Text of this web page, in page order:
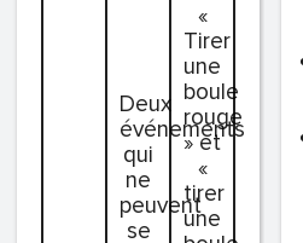
Deux
événements
qui
ne
peuvent
se
«
Tirer
une
boule
rouge
» et
«
tirer
une